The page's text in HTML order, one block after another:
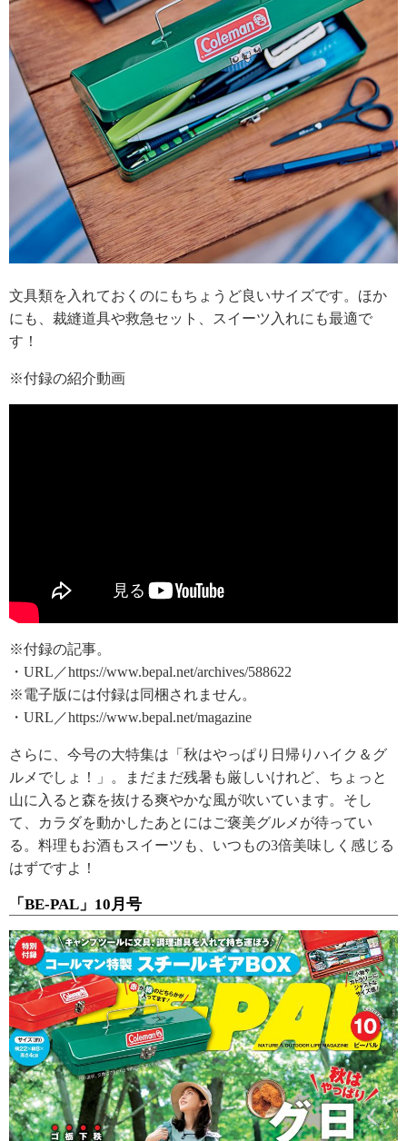
文具類を入れておくのにもちょうど良いサイズです。ほか
にも、裁縫道具や救急セット、スイーツ入れにも最適で
す！
※付録の紹介動画
※付録の記事。
・URL／https://www.bepal.net/archives/588622
※電子版には付録は同梱されません。
・URL／https://www.bepal.net/magazine
さらに、今号の大特集は「秋はやっぱり日帰りハイク＆グ
ルメでしょ！」。まだまだ残暑も厳しいけれど、ちょっと
山に入ると森を抜ける爽やかな風が吹いています。そし
て、カラダを動かしたあとにはご褒美グルメが待ってい
る。料理もお酒もスイーツも、いつもの3倍美味しく感じる
はずですよ！
「BE-PAL」10月号